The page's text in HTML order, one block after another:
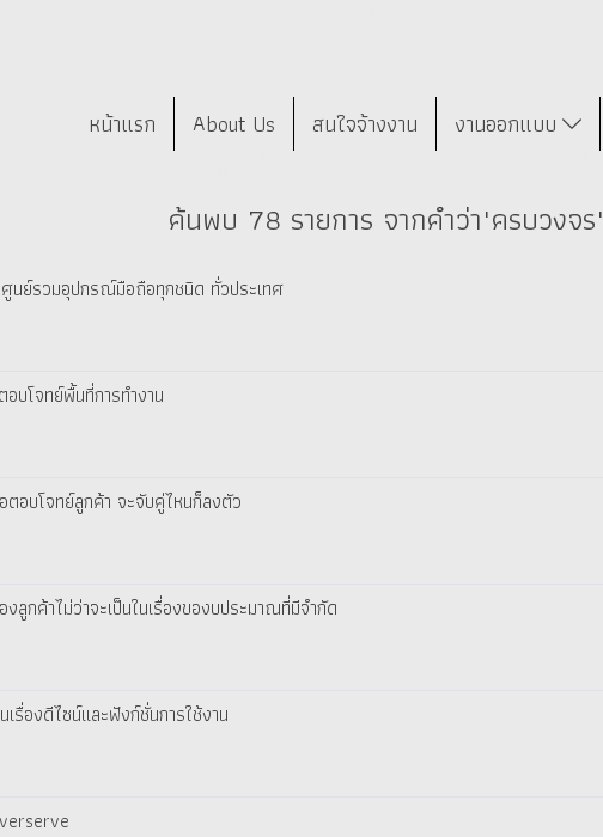
หน้าแรก About Us สนใจจ้างงาน งานออกแบบ
ค้นพบ 78 รายการ จากคำว่า"ครบวงจร"
นย์รวมอุปกรณ์มือถือทุกชนิด ทั่วประเทศ
บโจทย์พื้นที่การทำงาน
ตอบโจทย์ลูกค้า จะจับคู่ไหนก็ลงตัว
ลูกค้าไม่ว่าจะเป็นในเรื่องของบประมาณที่มีจำกัด
รื่องดีไซน์และฟังก์ชั่นการใช้งาน